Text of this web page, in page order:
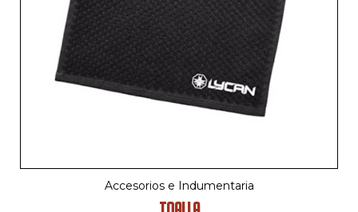
Accesorios e Indumentaria